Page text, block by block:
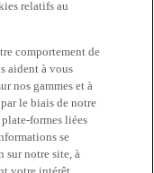
relatifs au
comportement de
aident à vous
nos gammes et à
le biais de notre
formes liées
se
sur notre site, à